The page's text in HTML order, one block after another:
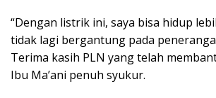
“Dengan listrik ini, saya bisa hidup
tidak lagi bergantung pada
Terima kasih PLN yang telah
Ibu Ma’ani penuh syukur.